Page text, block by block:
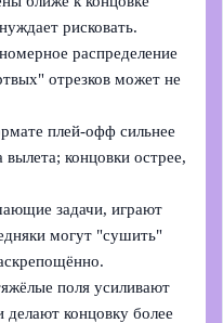
рисковать.
распределение
отрезков может не
плей‑офф сильнее
концовки острее,
задачи, играют
могут "сушить"
поля усиливают
делают концовку более